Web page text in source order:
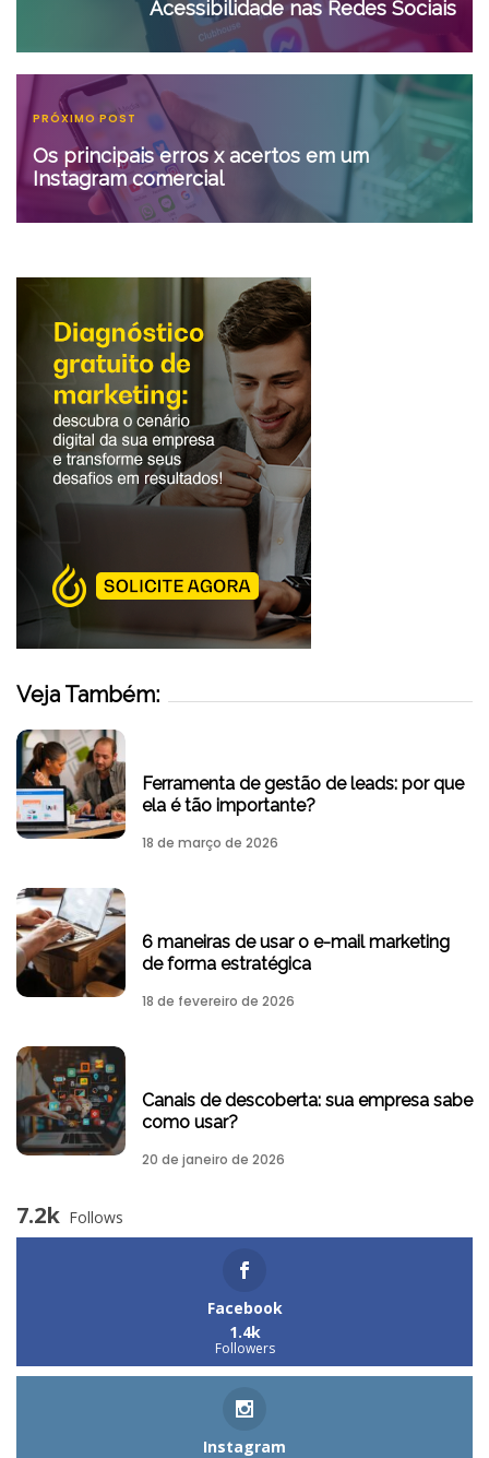
Acessibilidade nas Redes Sociais
PRÓXIMO POST
Os principais erros x acertos em um
Instagram comercial
Veja Também:
Ferramenta de gestão de leads: por que
ela é tão importante?
18 de março de 2026
6 maneiras de usar o e-mail marketing
de forma estratégica
18 de fevereiro de 2026
Canais de descoberta: sua empresa sabe
como usar?
20 de janeiro de 2026
7.2k Follows
Facebook
1.4k
Followers
Instagram